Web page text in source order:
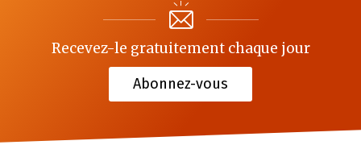
Recevez-le gratuitement chaque jour
Abonnez-vous